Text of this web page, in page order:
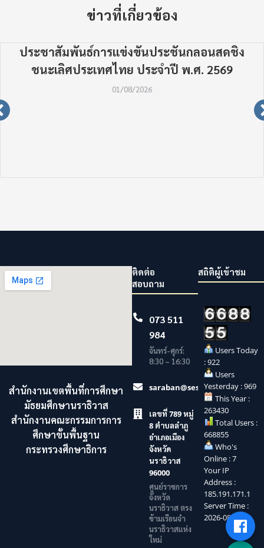
ข่าวที่เกี่ยวข้อง
ประชาสัมพันธ์การแข่งขันประชันกลอนสดชิง
ชนะเลิศประเทศไทย ประจำปี พ.ศ. 2569
01/08/2026
สำนักงานเขตพื้นที่การศึกษา
มัธยมศึกษานราธิวาส
สำนักงานคณะกรรมการการ
ศึกษาขั้นพื้นฐาน
กระทรวงศึกษาธิการ
ติดต่อ
สอบถาม
073 511
984
จันทร์-ศุกร์:
8:30 – 16:30
saraban@sesaonara.go.th
เลขที่ 789 หมู่
8 ตำบลลำภู
อำเภอเมือง
จังหวัด
นราธิวาส
96000
ศูนย์ราชการ
จังหวัด
นราธิวาส ตรง
ข้ามเรือนจำ
นราธิวาสแห่ง
ใหม่
สถิติผู้เข้าชม
Users Today
: 922
Users
Yesterday : 969
This Year :
263430
Total Users :
668855
Who's
Online : 7
Your IP
Address :
185.191.171.1
Server Time :
2026-08-05